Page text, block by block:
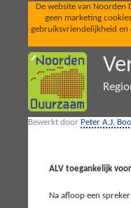
De website van Noorden
geen marketing
gebruiksvriendelijkheid en
Bewerkt door Peter A.J.
ALV toegankelijk
Na afloop een